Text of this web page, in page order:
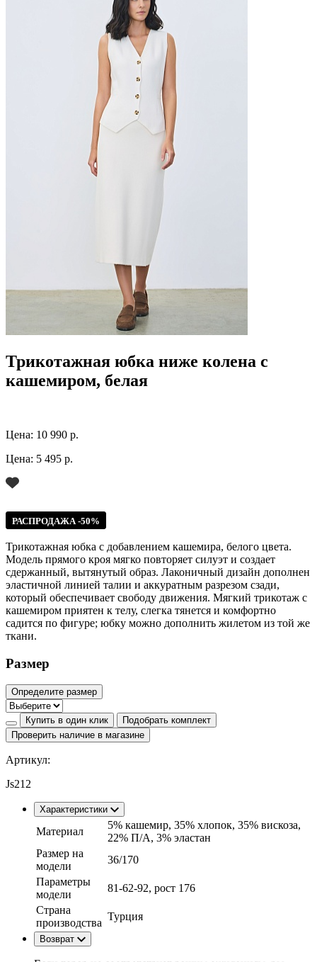
Трикотажная юбка ниже колена с
кашемиром, белая
Цена: 10 990 р.
Цена: 5 495 р.
РАСПРОДАЖА -50%
Трикотажная юбка с добавлением кашемира, белого цвета.
Модель прямого кроя мягко повторяет силуэт и создает
сдержанный, вытянутый образ. Лаконичный дизайн дополнен
эластичной линией талии и аккуратным разрезом сзади,
который обеспечивает свободу движения. Мягкий трикотаж с
кашемиром приятен к телу, слегка тянется и комфортно
садится по фигуре; юбку можно дополнить жилетом из той же
ткани.
Размер
Определите размер
Купить в один клик
Подобрать комплект
Проверить наличие в магазине
Артикул:
Js212
Характеристики
Материал
5% кашемир, 35% хлопок, 35% вискоза,
22% П/А, 3% эластан
Размер на
модели
36/170
Параметры
модели
81-62-92, рост 176
Страна
производства
Турция
Возврат